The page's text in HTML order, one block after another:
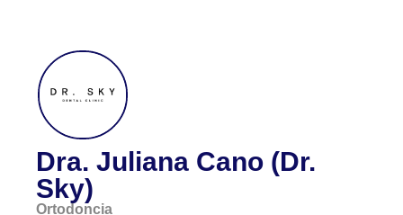
Dra. Juliana Cano (Dr.
Sky)
Ortodoncia